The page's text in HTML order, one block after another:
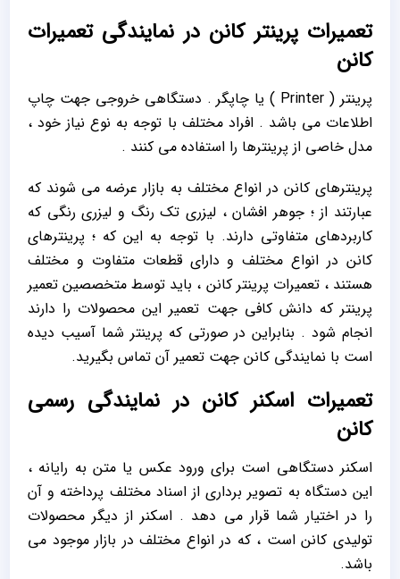
تعمیرات پرینتر کانن در نمایندگی تعمیرات
کانن
پرینتر ( Printer ) یا چاپگر . دستگاهی خروجی جهت چاپ
اطلاعات می باشد . افراد مختلف با توجه به نوع نیاز خود ،
مدل خاصی از پرینترها را استفاده می کنند .
پرینترهای کانن در انواع مختلف به بازار عرضه می شوند که
عبارتند از ؛ جوهر افشان ، لیزری تک رنگ و لیزری رنگی که
کاربردهای متفاوتی دارند. با توجه به این که ؛ پرینترهای
کانن در انواع مختلف و دارای قطعات متفاوت و مختلف
هستند ، تعمیرات پرینتر کانن ، باید توسط متخصصین تعمیر
پرینتر که دانش کافی جهت تعمیر این محصولات را دارند
انجام شود . بنابراین در صورتی که پرینتر شما آسیب دیده
است با نمایندگی کانن جهت تعمیر آن تماس بگیرید.
تعمیرات اسکنر کانن در نمایندگی رسمی
کانن
اسکنر دستگاهی است برای ورود عکس یا متن به رایانه ،
این دستگاه به تصویر برداری از اسناد مختلف پرداخته و آن
را در اختیار شما قرار می دهد . اسکنر از دیگر محصولات
تولیدی کانن است ، که در انواع مختلف در بازار موجود می
باشد.